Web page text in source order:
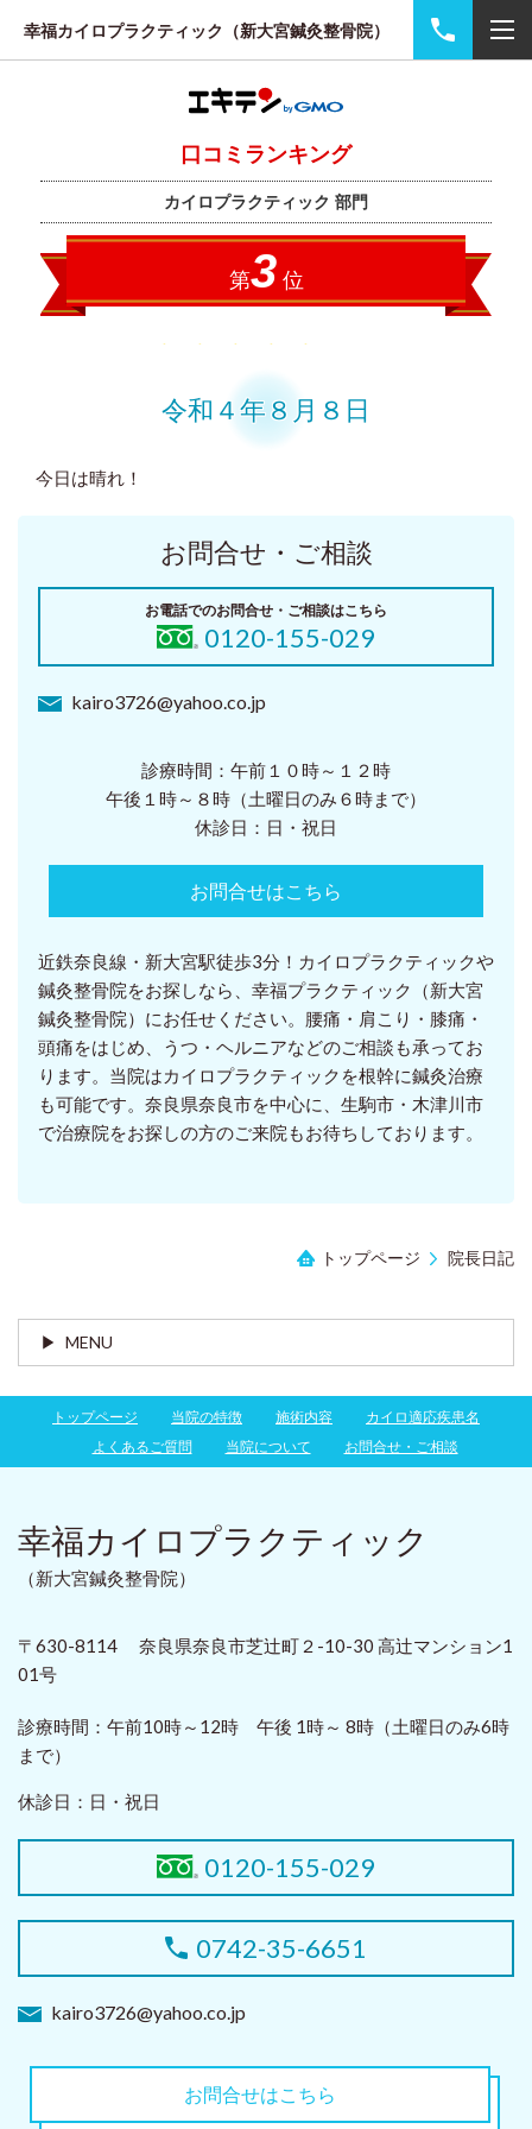
幸福カイロプラクティック（新大宮鍼灸整骨院）
令和４年８月８日
今日は晴れ！
お問合せ・ご相談
お電話でのお問合せ・ご相談はこちら
0120-155-029
kairo3726@yahoo.co.jp
診療時間：午前１０時～１２時
午後１時～８時（土曜日のみ６時まで）
休診日：日・祝日
お問合せはこちら
近鉄奈良線・新大宮駅徒歩3分！カイロプラクティックや
鍼灸整骨院をお探しなら、幸福プラクティック（新大宮
鍼灸整骨院）にお任せください。腰痛・肩こり・膝痛・
頭痛をはじめ、うつ・ヘルニアなどのご相談も承ってお
ります。当院はカイロプラクティックを根幹に鍼灸治療
も可能です。奈良県奈良市を中心に、生駒市・木津川市
で治療院をお探しの方のご来院もお待ちしております。
トップページ 院長日記
MENU
トップページ 当院の特徴 施術内容
カイロ適応疾患名
よくあるご質問
当院について お問合せ・ご相談
幸福カイロプラクティック
（新大宮鍼灸整骨院）
〒630-8114 奈良県奈良市芝辻町２-10-30 高辻マンション1
01号
診療時間： 午前10時～12時 午後 1時～ 8時（土曜日のみ6時
まで）
休診日： 日・祝日
0120-155-029
0742-35-6651
kairo3726@yahoo.co.jp
お問合せはこちら